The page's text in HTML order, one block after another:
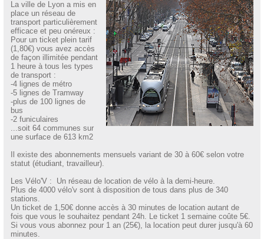
La ville de Lyon a mis en
place un réseau de
transport particulièrement
efficace et peu onéreux :
Pour un ticket plein tarif
(1,80€) vous avez accès
de façon illimitée pendant
1 heure à tous les types
de transport :
-4 lignes de métro
-5 lignes de Tramway
-plus de 100 lignes de
bus
-2 funiculaires
...soit 64 communes sur
une surface de 613 km2
Il existe des abonnements mensuels variant de 30 à 60€ selon votre
statut (étudiant, travailleur).
Les Vélo'V : Un réseau de location de vélo à la demi-heure.
Plus de 4000 vélo'v sont à disposition de tous dans plus de 340
stations.
Un ticket de 1,50€ donne accès à 30 minutes de location autant de
fois que vous le souhaitez pendant 24h. Le ticket 1 semaine coûte 5€.
Si vous vous abonnez pour 1 an (25€), la location peut durer jusqu'à 60
minutes.